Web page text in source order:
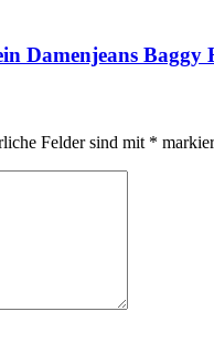
Damenjeans
Felder sind mit *